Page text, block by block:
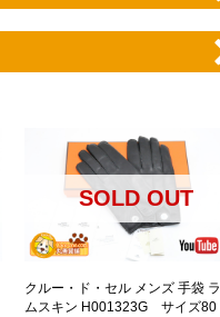
クルー・ド・セル メンズ 手袋 ラ
ムスキン H001323G サイズ80
SOLD OUT